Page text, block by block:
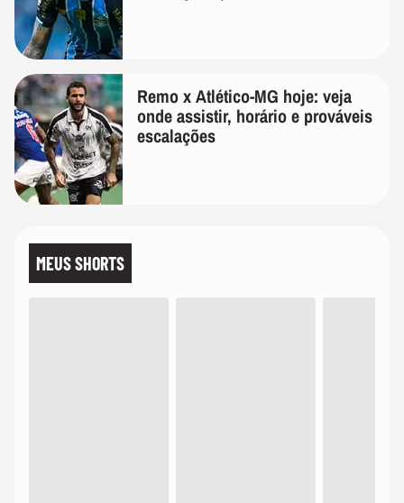
Remo x Atlético-MG hoje: veja
onde assistir, horário e prováveis
escalações
MEUS SHORTS